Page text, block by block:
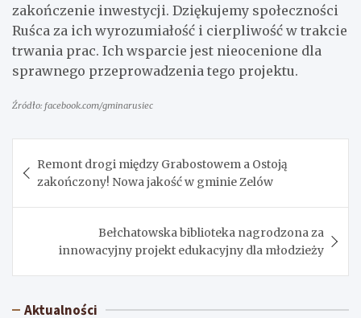
zakończenie inwestycji. Dziękujemy społeczności
Ruśca za ich wyrozumiałość i cierpliwość w trakcie
trwania prac. Ich wsparcie jest nieocenione dla
sprawnego przeprowadzenia tego projektu.
Źródło: facebook.com/gminarusiec
wpisu
Remont drogi między Grabostowem a Ostoją
zakończony! Nowa jakość w gminie Zelów
Bełchatowska biblioteka nagrodzona za
innowacyjny projekt edukacyjny dla młodzieży
Aktualności